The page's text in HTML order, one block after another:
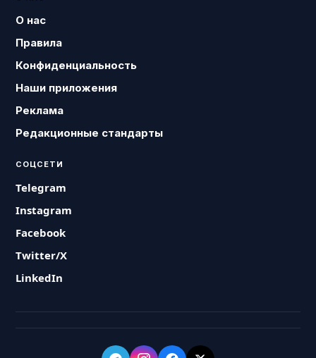
О нас
Правила
Конфиденциальность
Наши приложения
Реклама
Редакционные стандарты
СОЦСЕТИ
Telegram
Instagram
Facebook
Twitter/X
LinkedIn